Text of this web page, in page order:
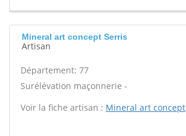
Mineral art concept Serris
Artisan
Département: 77
Surélévation maçonnerie -
Voir la fiche artisan : Mineral art concept